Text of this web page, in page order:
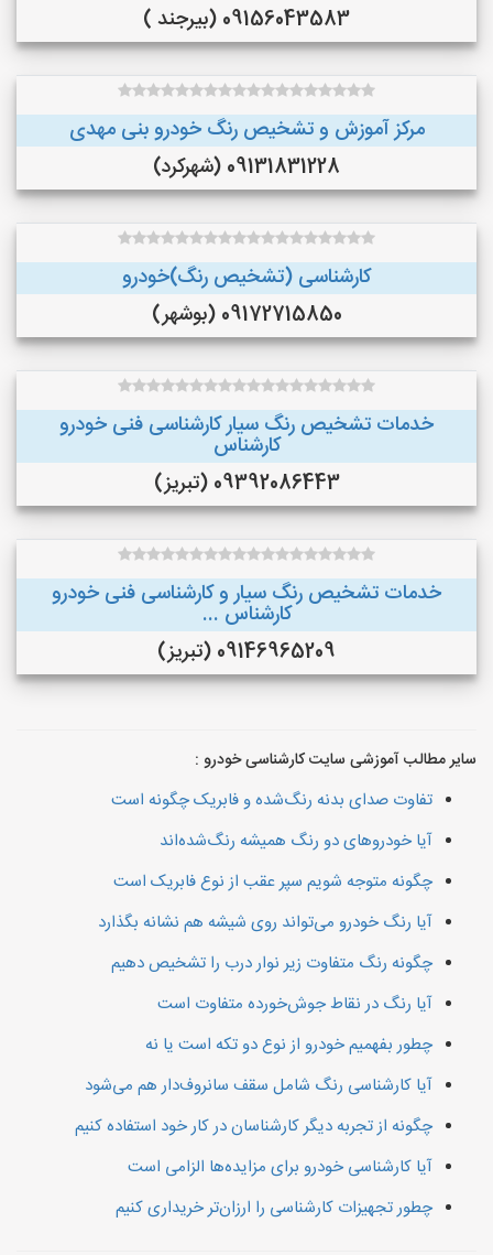
09156043583 (بیرجند )
مرکز آموزش و تشخیص رنگ خودرو بنی مهدی
09131831228 (شهرکرد)
کارشناسی (تشخیص رنگ)خودرو
09172715850 (بوشهر)
خدمات تشخیص رنگ سیار کارشناسی فنی خودرو
کارشناس
09392086443 (تبریز)
خدمات تشخیص رنگ سیار و کارشناسی فنی خودرو
کارشناس ...
09146965209 (تبریز)
سایر مطالب آموزشی سایت کارشناسی خودرو :
تفاوت صدای بدنه رنگ‌شده و فابریک چگونه است
آیا خودروهای دو رنگ همیشه رنگ‌شده‌اند
چگونه متوجه شویم سپر عقب از نوع فابریک است
آیا رنگ خودرو می‌تواند روی شیشه هم نشانه بگذارد
چگونه رنگ متفاوت زیر نوار درب را تشخیص دهیم
آیا رنگ در نقاط جوش‌خورده متفاوت است
چطور بفهمیم خودرو از نوع دو تکه است یا نه
آیا کارشناسی رنگ شامل سقف سانروف‌دار هم می‌شود
چگونه از تجربه دیگر کارشناسان در کار خود استفاده کنیم
آیا کارشناسی خودرو برای مزایده‌ها الزامی است
چطور تجهیزات کارشناسی را ارزان‌تر خریداری کنیم